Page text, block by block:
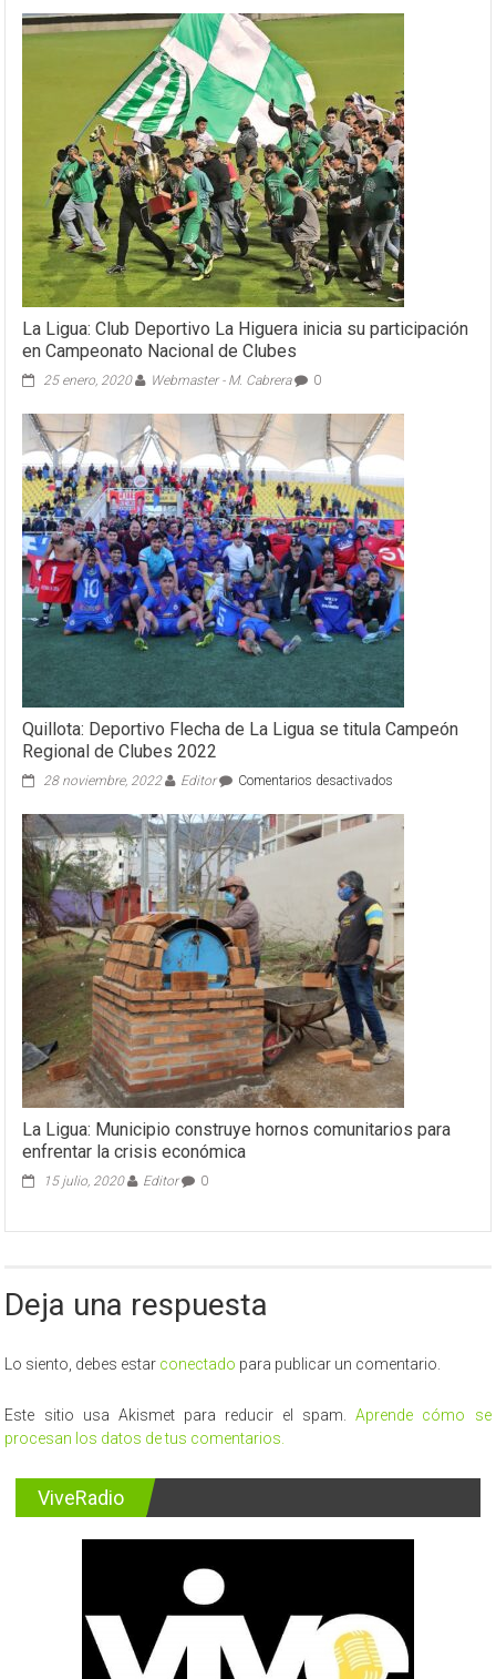
La Ligua: Club Deportivo La Higuera inicia su participación
en Campeonato Nacional de Clubes
25 enero, 2020 Webmaster - M. Cabrera 0
Quillota: Deportivo Flecha de La Ligua se titula Campeón
Regional de Clubes 2022
28 noviembre, 2022 Editor Comentarios desactivados
Deportivo
La
Ligua
se
titula
Campeón
Regional
de
Clubes
2022
La Ligua: Municipio construye hornos comunitarios para
enfrentar la crisis económica
15 julio, 2020 Editor 0
Deja una respuesta
Lo siento, debes estar conectado para publicar un comentario.
Este sitio usa Akismet para reducir el spam.Aprende cómo se
procesan los datos de tus comentarios.
ViveRadio